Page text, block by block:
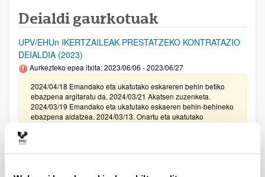
Deialdi gaurkotuak
UPV/EHUn IKERTZAILEAK PRESTATZEKO KONTRATAZIO
DEIALDIA (2023)
Aurkezteko epea itxita: 2023/06/06 - 2023/06/27
2024/04/18 Emandako eta ukatutako eskareren behin betiko
ebazpena argitaratu da. 2024/03/21 Akatsen zuzenketa.
2024/03/19 Emandako eta ukatutako eskaeren behin-behineko
ebazpena aldatzea. 2024/03/13. Onartu eta ukatutako
eskaeren behin betiko zerrenda. I Fasea. Modalitate I, II III, eta